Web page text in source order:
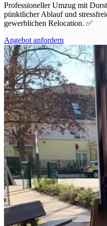
Professioneller Umzug mit
pünktlicher Ablauf und
gewerblichen Relocation. ✅
Angebot anfordern